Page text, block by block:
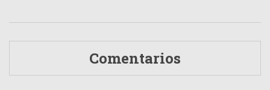
Comentarios